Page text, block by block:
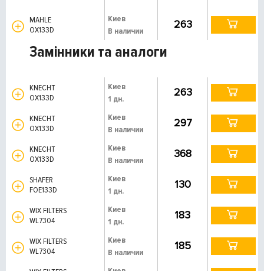
MAHLE
OX133D
Киев
В наличии
263
Замінники та аналоги
KNECHT
OX133D
Киев
1 дн.
263
KNECHT
OX133D
Киев
В наличии
297
KNECHT
OX133D
Киев
В наличии
368
SHAFER
FOE133D
Киев
1 дн.
130
WIX FILTERS
WL7304
Киев
1 дн.
183
WIX FILTERS
WL7304
Киев
В наличии
185